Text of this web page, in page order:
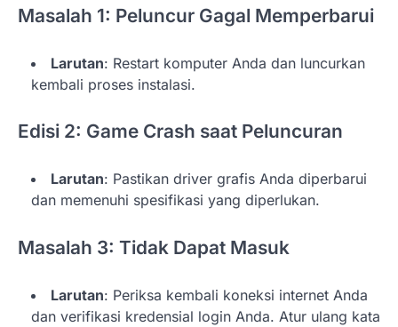
Masalah 1: Peluncur Gagal Memperbarui
Larutan: Restart komputer Anda dan luncurkan
kembali proses instalasi.
Edisi 2: Game Crash saat Peluncuran
Larutan: Pastikan driver grafis Anda diperbarui
dan memenuhi spesifikasi yang diperlukan.
Masalah 3: Tidak Dapat Masuk
Larutan: Periksa kembali koneksi internet Anda
dan verifikasi kredensial login Anda. Atur ulang kata